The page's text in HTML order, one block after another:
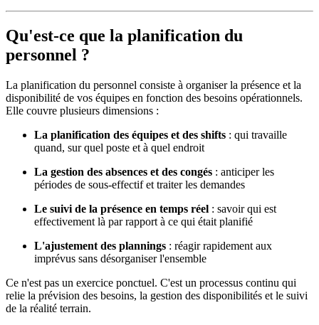
Qu'est-ce que la planification du
personnel ?
La planification du personnel consiste à organiser la présence et la
disponibilité de vos équipes en fonction des besoins opérationnels.
Elle couvre plusieurs dimensions :
La planification des équipes et des shifts : qui travaille
quand, sur quel poste et à quel endroit
La gestion des absences et des congés : anticiper les
périodes de sous-effectif et traiter les demandes
Le suivi de la présence en temps réel : savoir qui est
effectivement là par rapport à ce qui était planifié
L'ajustement des plannings : réagir rapidement aux
imprévus sans désorganiser l'ensemble
Ce n'est pas un exercice ponctuel. C'est un processus continu qui
relie la prévision des besoins, la gestion des disponibilités et le suivi
de la réalité terrain.